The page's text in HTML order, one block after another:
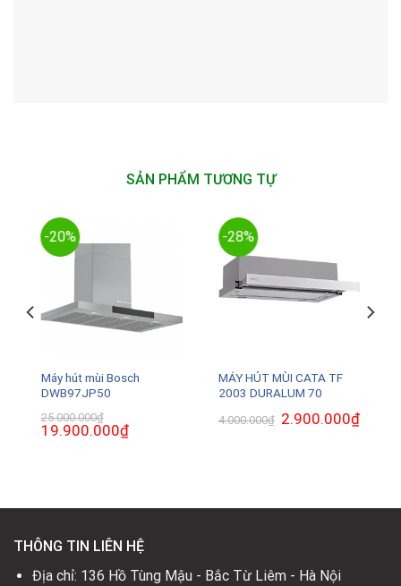
SẢN PHẨM TƯƠNG TỰ
-20%
Máy hút mùi Bosch
DWB97JP50
25.000.000₫
Giá
gốc
19.900.000₫Giá
hiện
-28%
MÁY HÚT MÙI CATA TF
2003 DURALUM 70
4.000.000₫ Giá
gốc
2.900.000₫Giá
hiện
THÔNG TIN LIÊN HỆ
Địa chỉ: 136 Hồ Tùng Mậu - Bắc Từ Liêm - Hà Nội